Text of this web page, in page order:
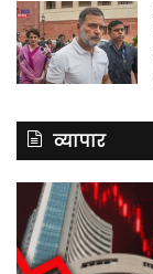
व्यापार